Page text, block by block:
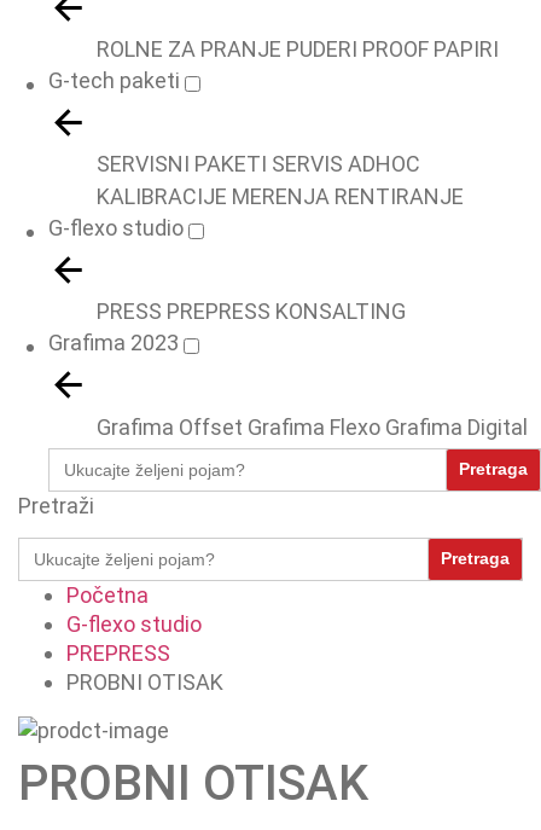
ROLNE ZA PRANJE PUDERI PROOF PAPIRI
G-tech paketi
SERVISNI PAKETI SERVIS ADHOC
KALIBRACIJE MERENJA RENTIRANJE
G-flexo studio
PRESS PREPRESS KONSALTING
Grafima 2023
Grafima Offset Grafima Flexo Grafima Digital
Search
for:
Pretraži
Search
for:
Početna
G-flexo studio
PREPRESS
PROBNI OTISAK
PROBNI OTISAK